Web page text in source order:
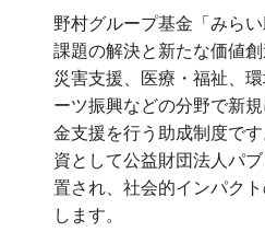
野村グループ基金「みら
課題の解決と新たな価値
災害支援、医療・福祉、
ーツ振興などの分野で新
金支援を行う助成制度で
資として公益財団法人パ
置され、社会的インパク
します。